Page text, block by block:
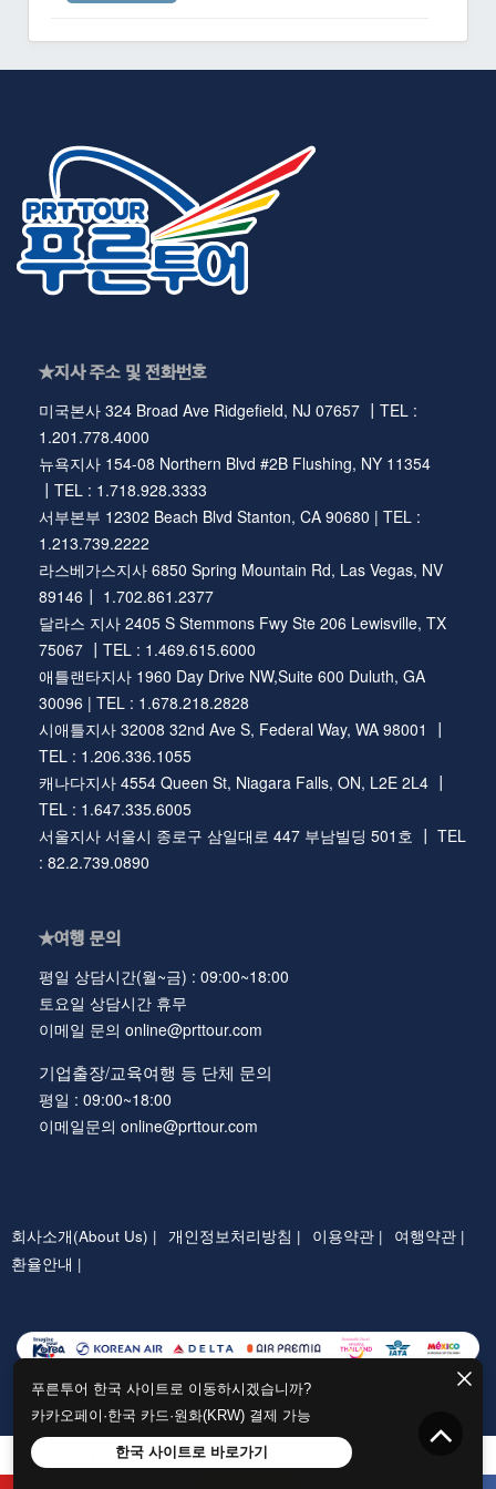
푸른투어 한국 사이트로 이동하시겠습니까?
카카오페이·한국 카드·원화(KRW) 결제 가능
한국 사이트로 바로가기
★지사 주소 및 전화번호
미국본사 324 Broad Ave Ridgefield, NJ 07657 ┃TEL :
1.201.778.4000
뉴욕지사 154-08 Northern Blvd #2B Flushing, NY 11354
┃TEL : 1.718.928.3333
서부본부 12302 Beach Blvd Stanton, CA 90680 | TEL :
1.213.739.2222
라스베가스지사 6850 Spring Mountain Rd, Las Vegas, NV
89146┃ 1.702.861.2377
달라스 지사 2405 S Stemmons Fwy Ste 206 Lewisville, TX
75067 ┃TEL : 1.469.615.6000
애틀랜타지사 1960 Day Drive NW,Suite 600 Duluth, GA
30096 | TEL : 1.678.218.2828
시애틀지사 32008 32nd Ave S, Federal Way, WA 98001 ┃
TEL : 1.206.336.1055
캐나다지사 4554 Queen St, Niagara Falls, ON, L2E 2L4 ┃
TEL : 1.647.335.6005
서울지사 서울시 종로구 삼일대로 447 부남빌딩 501호 ┃ TEL
: 82.2.739.0890
★여행 문의
평일 상담시간(월~금) : 09:00~18:00
토요일 상담시간 휴무
이메일 문의 online@prttour.com
기업출장/교육여행 등 단체 문의
평일 : 09:00~18:00
이메일문의 online@prttour.com
회사소개(About Us) | 개인정보처리방침 | 이용약관 |
여행약관 |
환율안내 |
COPYRIGHTⓒ PRTTOUR.COM ALL RIGHTS RESERVED